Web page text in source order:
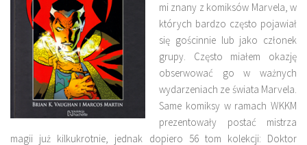
mi znany z komiksów Marvela, w
których bardzo często pojawiał
się gościnnie lub jako członek
grupy. Często miałem okazję
obserwować go w ważnych
wydarzeniach ze świata Marvela.
Same komiksy w ramach WKKM
prezentowały postać mistrza
magii już kilkukrotnie, jednak dopiero 56 tom kolekcji: Doktor